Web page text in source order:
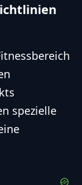
spezielle